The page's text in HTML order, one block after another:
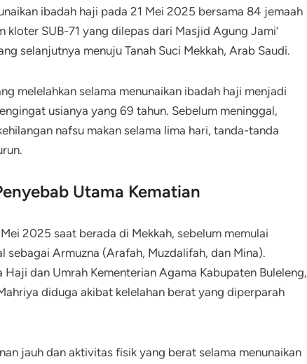
ibadah haji pada 21 Mei 2025 bersama 84 jemaah
kloter SUB-71 yang dilepas dari Masjid Agung Jami’
selanjutnya menuju Tanah Suci Mekkah, Arab Saudi.
melelahkan selama menunaikan ibadah haji menjadi
usianya yang 69 tahun. Sebelum meninggal,
nafsu makan selama lima hari, tanda-tanda
Utama Kematian
2025 saat berada di Mekkah, sebelum memulai
sebagai Armuzna (Arafah, Muzdalifah, dan Mina).
dan Umrah Kementerian Agama Kabupaten Buleleng,
diduga akibat kelelahan berat yang diperparah
jauh dan aktivitas fisik yang berat selama menunaikan